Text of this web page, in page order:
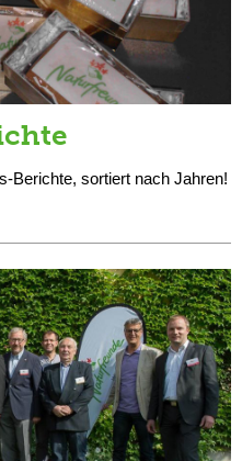
Berichte, sortiert nach Jahren!